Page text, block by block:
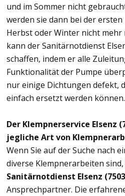
und im Sommer nicht
werden sie dann bei der
Herbst oder Winter nicht mehr
kann der Sanitärnotdienst
schaffen, indem er alle
Funktionalität der Pumpe
nur einige Dichtungen defekt,
einfach ersetzt werden können.
Der Klempnerservice Elsenz
jegliche Art von
Wenn Sie auf der Suche nach
diverse Klempnerarbeiten
Sanitärnotdienst Elsenz
Ansprechpartner. Die